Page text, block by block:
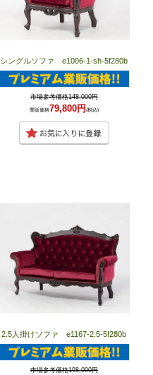
シングルソファ e1006-1-sh-5f280b
市場参考価格148,000円
業販価格79,800円 (税込)
2.5人掛けソファ e1167-2.5-5f280b
市場参考価格198,000円